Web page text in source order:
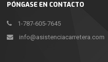
PÓNGASE EN CONTACTO
1-787-605-7645
info@asistenciacarretera.com